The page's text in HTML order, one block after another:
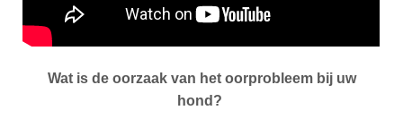
Wat is de oorzaak van het oorprobleem bij uw
hond?